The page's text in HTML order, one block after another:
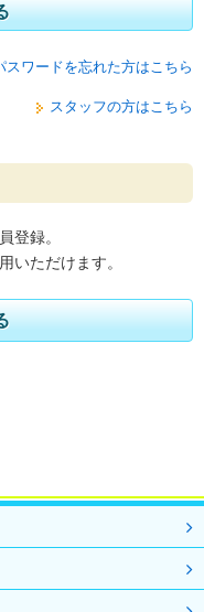
スワードを忘れた方はこちら
スタッフの方はこちら
登録。
いただけます。